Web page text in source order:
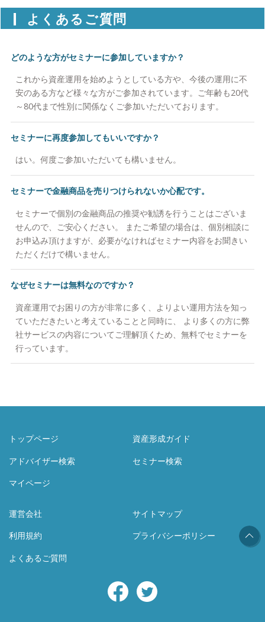
よくあるご質問
どのような方がセミナーに参加していますか？
これから資産運用を始めようとしている方や、今後の運用に不
安のある方など様々な方がご参加されています。ご年齢も20代
～80代まで性別に関係なくご参加いただいております。
セミナーに再度参加してもいいですか？
はい。何度ご参加いただいても構いません。
セミナーで金融商品を売りつけられないか心配です。
セミナーで個別の金融商品の推奨や勧誘を行うことはございま
せんので、ご安心ください。 またご希望の場合は、個別相談に
お申込み頂けますが、必要がなければセミナー内容をお聞きい
ただくだけで構いません。
なぜセミナーは無料なのですか？
資産運用でお困りの方が非常に多く、よりよい運用方法を知っ
ていただきたいと考えていることと同時に、 より多くの方に弊
社サービスの内容についてご理解頂くため、無料でセミナーを
行っています。
トップページ
資産形成ガイド
アドバイザー検索
セミナー検索
マイページ
運営会社
サイトマップ
利用規約
プライバシーポリシー
よくあるご質問
Facebook